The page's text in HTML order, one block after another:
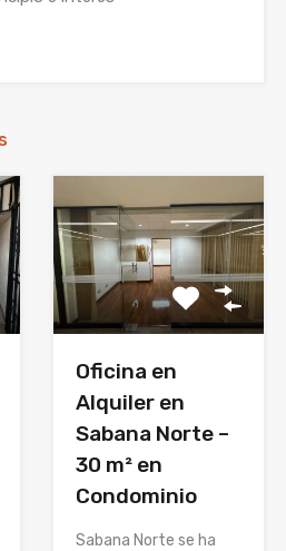
Oficina en
Alquiler en
Sabana Norte –
30 m² en
Condominio
Sabana Norte se ha